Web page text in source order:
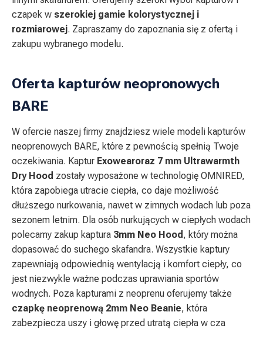
czapek w szerokiej gamie kolorystycznej i
rozmiarowej. Zapraszamy do zapoznania się z ofertą i
zakupu wybranego modelu.
Oferta kapturów neopronowych
BARE
W ofercie naszej firmy znajdziesz wiele modeli kapturów
neoprenowych BARE, które z pewnością spełnią Twoje
oczekiwania. Kaptur Exowearoraz 7 mm Ultrawarmth
Dry Hood zostały wyposażone w technologię OMNIRED,
która zapobiega utracie ciepła, co daje możliwość
dłuższego nurkowania, nawet w zimnych wodach lub poza
sezonem letnim. Dla osób nurkujących w ciepłych wodach
polecamy zakup kaptura 3mm Neo Hood , który można
dopasować do suchego skafandra. Wszystkie kaptury
zapewniają odpowiednią wentylacją i komfort ciepły, co
jest niezwykle ważne podczas uprawiania sportów
wodnych. Poza kapturami z neoprenu oferujemy także
czapkę neoprenową 2mm Neo Beanie, która
zabezpiecza uszy i głowę przed utratą ciepła w cza
7mm
Ultrawarmth Dry
Hood
7mm Elastek
Dry Hood
7mm Dry Hood
7MM
ULTRAWARMTH